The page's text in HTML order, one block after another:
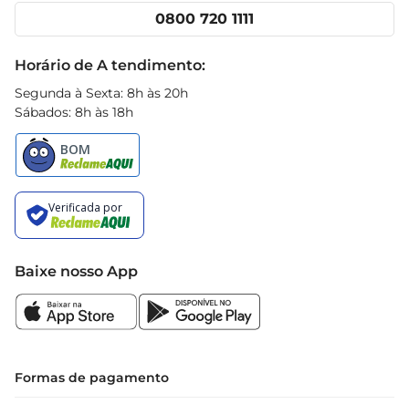
uma experiência ainda mais agradável. Ideal para
ser compartilhada em momentos de
família.
Cencosud Media
0800 720 1111
Horário de A tendimento:
Segunda à Sexta: 8h às 20h
Sábados: 8h às 18h
Baixe nosso App
Formas de pagamento